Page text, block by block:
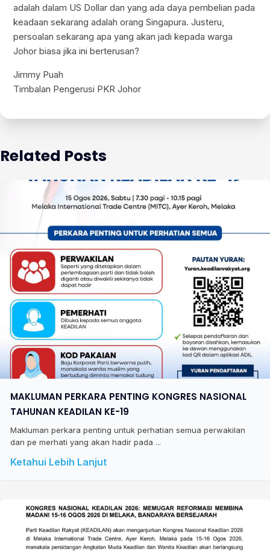
adalah dalam US Dollar dan yang ada daya pembelian pada
keadaan sekarang adalah orang Singapura. Justeru,
persoalan sekarang apa yang akan jadi kepada warga
Johor biasa jika ini berterusan?
Jimmy Puah
Timbalan Pengerusi PKR Johor
Related Posts
MAKLUMAN PERKARA PENTING KONGRES NASIONAL
TAHUNAN KEADILAN KE-19
Makluman perkara penting untuk perhatian semua perwakilan
dan pe merhati yang akan hadir pada ...
Ketahui Lebih Lanjut